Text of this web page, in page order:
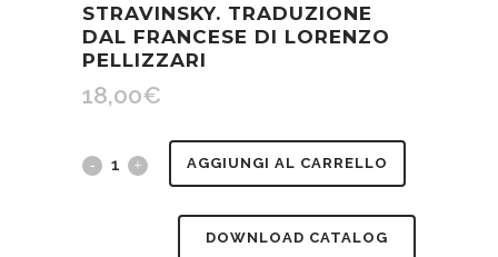
STRAVINSKY. TRADUZIONE
DAL FRANCESE DI LORENZO
PELLIZZARI
18,00€
Stravinsky. AGGIUNGI AL CARRELLO
DOWNLOAD CATALOG